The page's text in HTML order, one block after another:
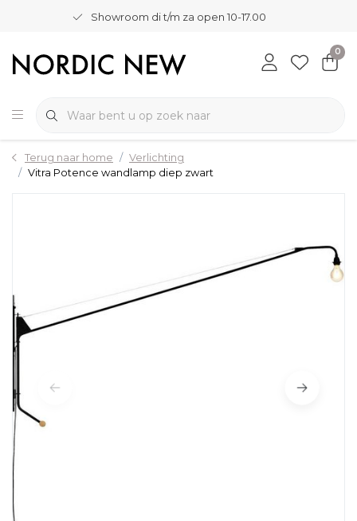
Showroom di t/m za open 10-17.00
0
Terug naar home
Verlichting
Vitra Potence wandlamp diep zwart